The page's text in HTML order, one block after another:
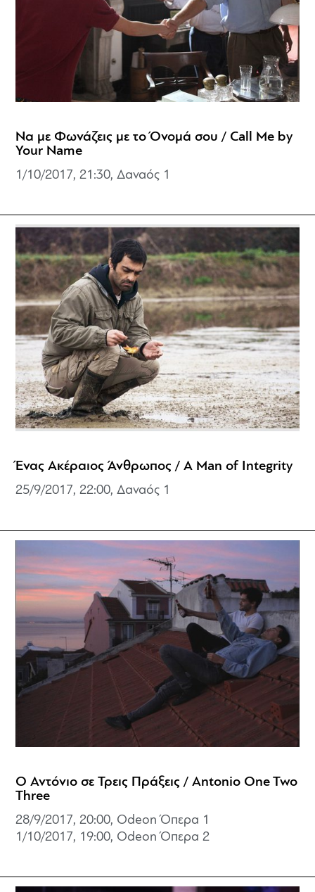
Να με Φωνάζεις με το Όνομά σου / Call Me by
Your Name
1/10/2017, 21:30, Δαναός 1
Ένας Ακέραιος Άνθρωπος / A Man of Integrity
25/9/2017, 22:00, Δαναός 1
Ο Αντόνιο σε Τρεις Πράξεις / Antonio One Two
Three
28/9/2017, 20:00, Odeon Όπερα 1
1/10/2017, 19:00, Odeon Όπερα 2